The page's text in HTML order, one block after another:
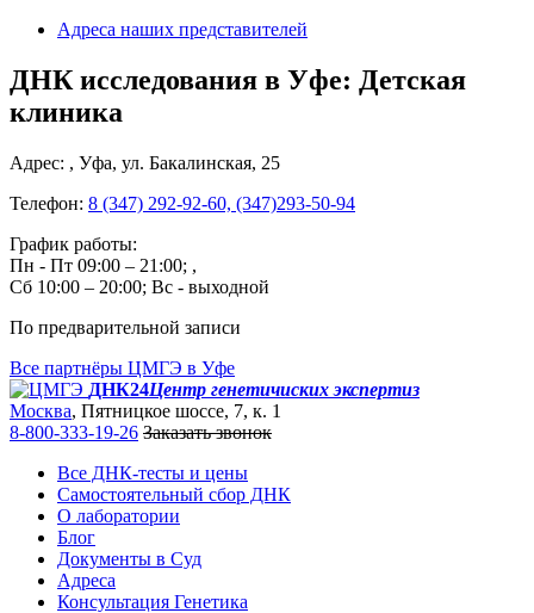
Адреса наших представителей
ДНК исследования в Уфе: Детская
клиника
Адрес: , Уфа, ул. Бакалинская, 25
Телефон: 8 (347) 292-92-60, (347)293-50-94
График работы:
Пн - Пт 09:00 – 21:00; ,
Сб 10:00 – 20:00; Вс - выходной
По предварительной записи
Все партнёры ЦМГЭ в Уфе
ДНК24Центр генетичиских экспертиз
Москва, Пятницкое шоссе, 7, к. 1
8-800-333-19-26 Заказать звонок
Все ДНК-тесты и цены
Самостоятельный сбор ДНК
О лаборатории
Блог
Документы в Суд
Адреса
Консультация Генетика